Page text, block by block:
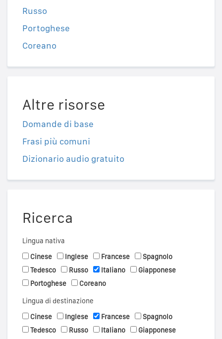
Russo
Portoghese
Coreano
Altre risorse
Domande di base
Frasi più comuni
Dizionario audio gratuito
Ricerca
Lingua nativa
Cinese
Inglese Francese
Spagnolo
Tedesco
Russo Italiano
Giapponese
Portoghese
Coreano
Lingua di destinazione
Cinese
Inglese Francese
Spagnolo
Tedesco
Russo Italiano
Giapponese